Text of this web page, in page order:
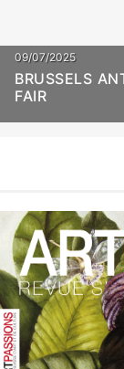
09/07/2025
BRUSSELS
FAIR